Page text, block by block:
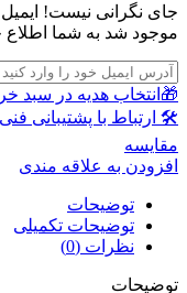
جای نگرانی نیست! ایمیل
موجود شد به شما اطلاع
🎁انتخاب هدیه در سبد خرید بالای
🛠 ارتباط با پشتیبانی
مقايسه
افزودن به علاقه مندی
توضیحات
توضیحات تکمیلی
نظرات (0)
توضیحات